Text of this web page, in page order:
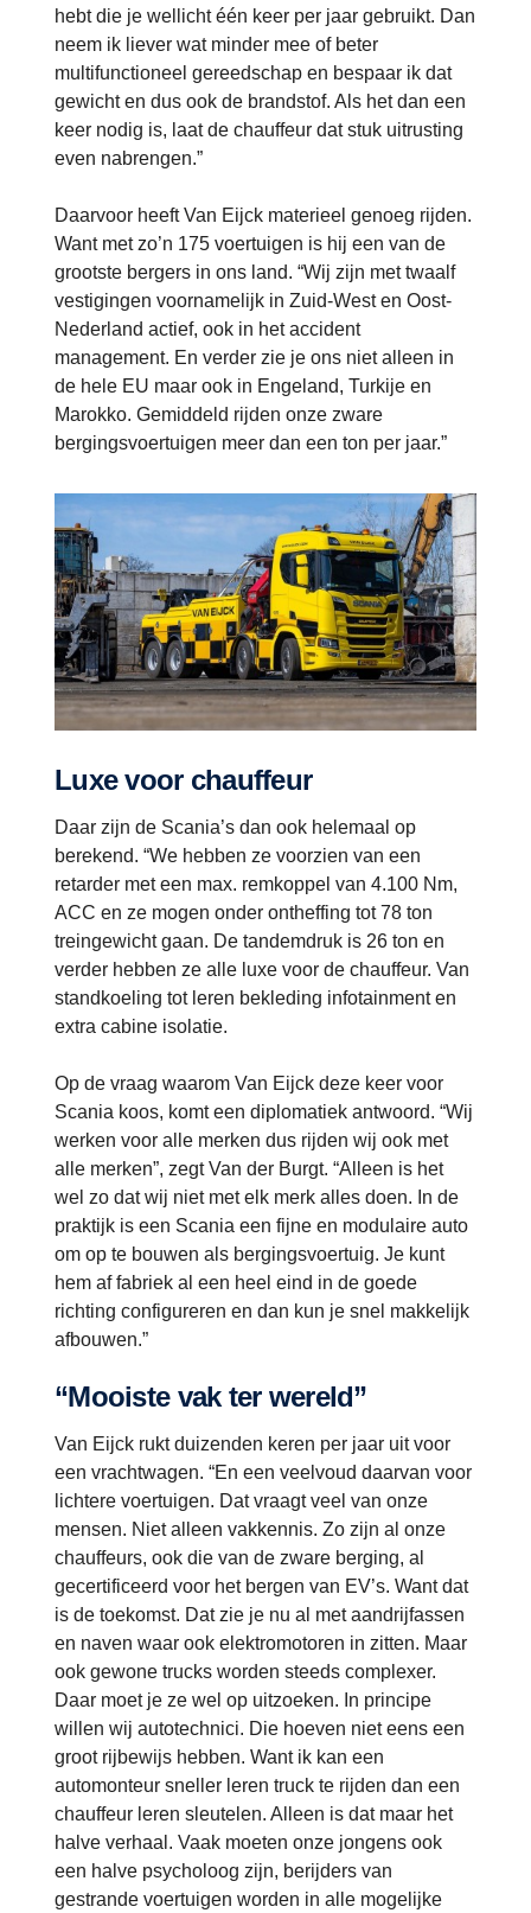
hebt die je wellicht één keer per jaar gebruikt. Dan
neem ik liever wat minder mee of beter
multifunctioneel gereedschap en bespaar ik dat
gewicht en dus ook de brandstof. Als het dan een
keer nodig is, laat de chauffeur dat stuk uitrusting
even nabrengen.”
Daarvoor heeft Van Eijck materieel genoeg rijden.
Want met zo’n 175 voertuigen is hij een van de
grootste bergers in ons land. “Wij zijn met twaalf
vestigingen voornamelijk in Zuid-West en Oost-
Nederland actief, ook in het accident
management. En verder zie je ons niet alleen in
de hele EU maar ook in Engeland, Turkije en
Marokko. Gemiddeld rijden onze zware
bergingsvoertuigen meer dan een ton per jaar.”
Luxe voor chauffeur
Daar zijn de Scania’s dan ook helemaal op
berekend. “We hebben ze voorzien van een
retarder met een max. remkoppel van 4.100 Nm,
ACC en ze mogen onder ontheffing tot 78 ton
treingewicht gaan. De tandemdruk is 26 ton en
verder hebben ze alle luxe voor de chauffeur. Van
standkoeling tot leren bekleding infotainment en
extra cabine isolatie.
Op de vraag waarom Van Eijck deze keer voor
Scania koos, komt een diplomatiek antwoord. “Wij
werken voor alle merken dus rijden wij ook met
alle merken”, zegt Van der Burgt. “Alleen is het
wel zo dat wij niet met elk merk alles doen. In de
praktijk is een Scania een fijne en modulaire auto
om op te bouwen als bergingsvoertuig. Je kunt
hem af fabriek al een heel eind in de goede
richting configureren en dan kun je snel makkelijk
afbouwen.”
“Mooiste vak ter wereld”
Van Eijck rukt duizenden keren per jaar uit voor
een vrachtwagen. “En een veelvoud daarvan voor
lichtere voertuigen. Dat vraagt veel van onze
mensen. Niet alleen vakkennis. Zo zijn al onze
chauffeurs, ook die van de zware berging, al
gecertificeerd voor het bergen van EV’s. Want dat
is de toekomst. Dat zie je nu al met aandrijfassen
en naven waar ook elektromotoren in zitten. Maar
ook gewone trucks worden steeds complexer.
Daar moet je ze wel op uitzoeken. In principe
willen wij autotechnici. Die hoeven niet eens een
groot rijbewijs hebben. Want ik kan een
automonteur sneller leren truck te rijden dan een
chauffeur leren sleutelen. Alleen is dat maar het
halve verhaal. Vaak moeten onze jongens ook
een halve psycholoog zijn, berijders van
gestrande voertuigen worden in alle mogelijke